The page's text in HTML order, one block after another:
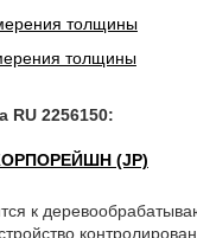
толщины
толщины
RU 2256150:
(JP)
к